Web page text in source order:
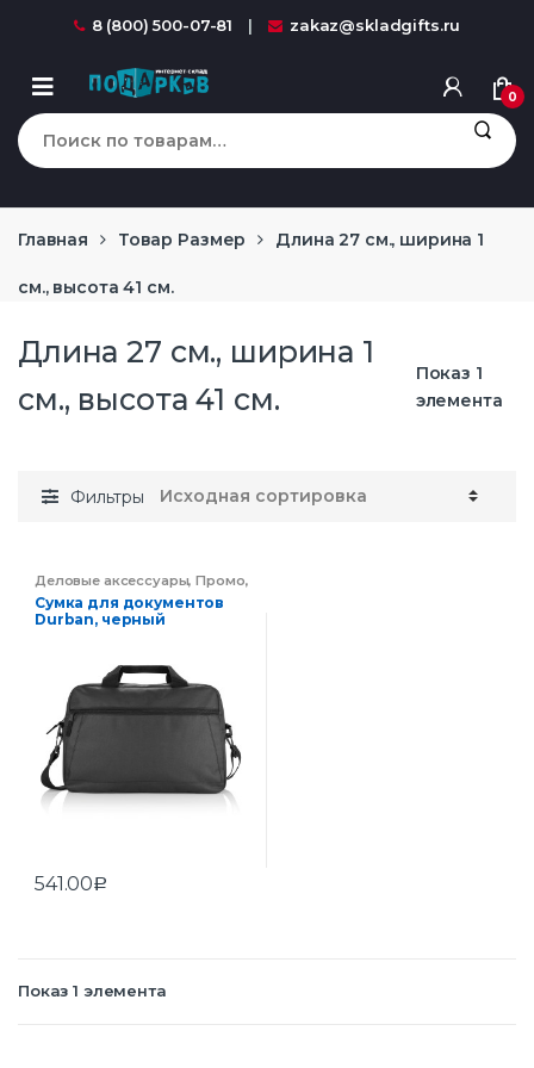
8 (800) 500-07-81 zakaz@skladgifts.ru
0
Искать:
Главная Товар Размер Длина 27 см., ширина 1
см., высота 41 см.
Длина 27 см., ширина 1
см., высота 41 см.
Показ 1
элемента
Фильтры
Деловые аксессуары,Промо,
Ручки
Сумка для документов
Durban, черный
541.00Р
Показ 1 элемента